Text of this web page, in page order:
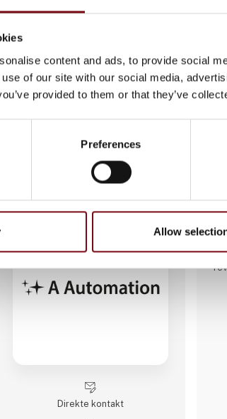
content and ads, to provide social
of our site with our social media,
provided to them or that they’ve
Preferences
Allow
1 kontakt­personer
i
til
Direkte kontakt